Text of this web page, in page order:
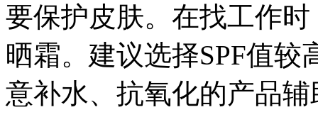
要保护皮肤。在找工作
晒霜。建议选择SPF值
意补水、抗氧化的产品